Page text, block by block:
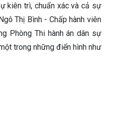
kiên trì, chuẩn xác và cả sự
Thị Bình - Chấp hành viên
Phòng Thi hành án dân sự
trong những điển hình như